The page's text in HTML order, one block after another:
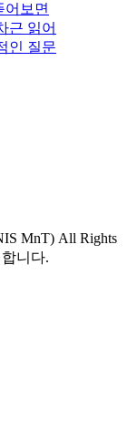
어보면
근 읽어
인 질문
MnT) All Rights
니다.